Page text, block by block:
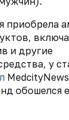
приобрела
и другие
у
обошелся